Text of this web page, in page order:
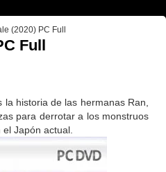
(2020) PC Full
Full
la historia de las hermanas Ran,
para derrotar a los monstruos
Japón actual.